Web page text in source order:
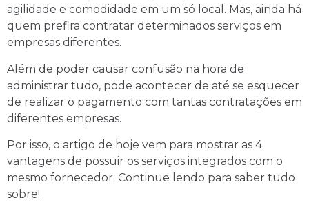
agilidade e comodidade em um só local. Mas, ainda há
quem prefira contratar determinados serviços em
empresas diferentes.
Além de poder causar confusão na hora de
administrar tudo, pode acontecer de até se esquecer
de realizar o pagamento com tantas contratações em
diferentes empresas.
Por isso, o artigo de hoje vem para mostrar as 4
vantagens de possuir os serviços integrados com o
mesmo fornecedor. Continue lendo para saber tudo
sobre!